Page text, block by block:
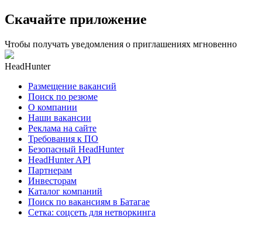
Скачайте приложение
Чтобы получать уведомления о приглашениях мгновенно
HeadHunter
Размещение вакансий
Поиск по резюме
О компании
Наши вакансии
Реклама на сайте
Требования к ПО
Безопасный HeadHunter
HeadHunter API
Партнерам
Инвесторам
Каталог компаний
Поиск по вакансиям в Батагае
Сетка: соцсеть для нетворкинга